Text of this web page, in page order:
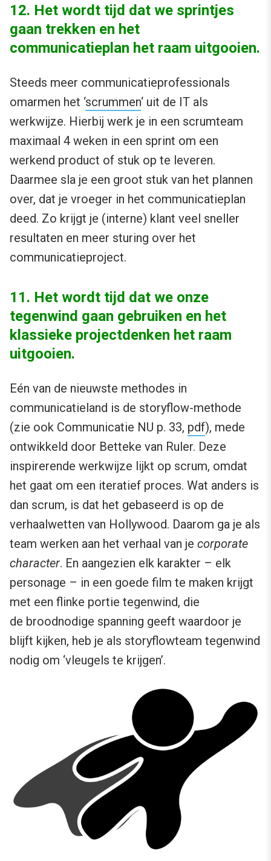
12. Het wordt tijd dat we sprintjes
gaan trekken en het
communicatieplan het raam uitgooien.
Steeds meer communicatieprofessionals
omarmen het ‘scrummen‘ uit de IT als
werkwijze. Hierbij werk je in een scrumteam
maximaal 4 weken in een sprint om een
werkend product of stuk op te leveren.
Daarmee sla je een groot stuk van het plannen
over, dat je vroeger in het communicatieplan
deed. Zo krijgt je (interne) klant veel sneller
resultaten en meer sturing over het
communicatieproject.
11. Het wordt tijd dat we onze
tegenwind gaan gebruiken en het
klassieke projectdenken het raam
uitgooien.
Eén van de nieuwste methodes in
communicatieland is de storyflow-methode
(zie ook Communicatie NU p. 33, pdf), mede
ontwikkeld door Betteke van Ruler. Deze
inspirerende werkwijze lijkt op scrum, omdat
het gaat om een iteratief proces. Wat anders is
dan scrum, is dat het gebaseerd is op de
verhaalwetten van Hollywood. Daarom ga je als
team werken aan het verhaal van je corporate
character. En aangezien elk karakter – elk
personage – in een goede film te maken krijgt
met een flinke portie tegenwind, die
de broodnodige spanning geeft waardoor je
blijft kijken, heb je als storyflowteam tegenwind
nodig om ‘vleugels te krijgen’.